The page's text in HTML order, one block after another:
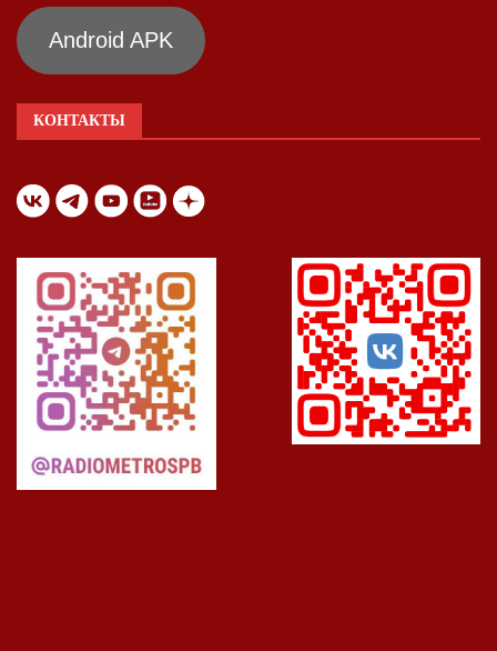
Android APK
КОНТАКТЫ